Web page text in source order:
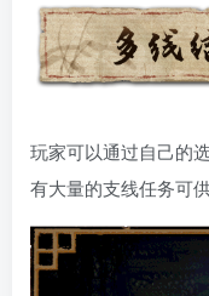
玩家可以通过自己的
有大量的支线任务可